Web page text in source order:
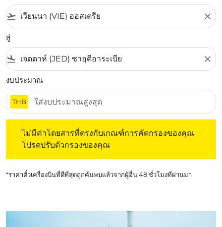
flight_takeoff close
สู่
flight_land close
งบประมาณ
THB
ไม่มีค่าโดยสารที่ตรงกับเกณฑ์การคัดกรองของคุณ
โปรดปรับตัวกรองของคุณ
*ราคาตั๋วเครื่องบินที่ดีที่สุดถูกค้นพบแล้วจากผู้อื่น 48 ชั่วโมงที่ผ่านมา